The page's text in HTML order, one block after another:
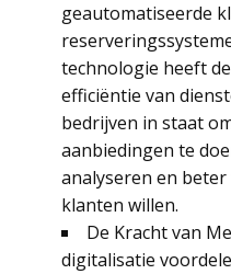
geautomatiseerde
technologie heeft
efficiëntie van
bedrijven in staat
aanbiedingen te
analyseren en
klanten willen.
De Kracht van
digitalisatie